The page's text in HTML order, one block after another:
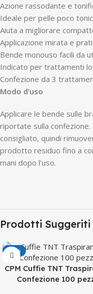
Azione rassodante e
Ideale per pelle poco
Aiuta a migliorare
Applicazione mirata e
Bende monouso facili da
Indicato per trattamenti
Confezione da 3
Modo d’uso
Applicare le bende sulle
riportate sulla
consigliato, quindi
prodotto residuo fino a
mani dopo l’uso.
Prodotti Suggeriti
-10%
CPM Cuffie TNT
Confezione 100